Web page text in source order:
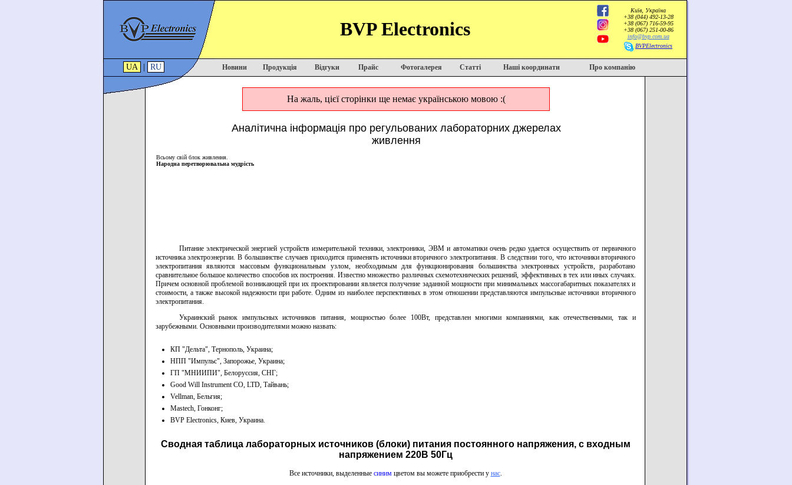
UA RU
BVP Electronics
Київ, Україна
+38 (044) 492-13-28
+38 (067) 716-59-95
+38 (067) 251-00-86
info@bvp.com.ua
BVPElectronics
Новини Продукція Відгуки Прайс Фотогалерея Статті Наші координати Про компанію
На жаль, цієї сторінки ще немає українською мовою :(
Аналітична інформація про регульованих лабораторних джерелах
живлення
Всьому свій блок живлення.
Народна перетворювальна мудрість
Питание электрической энергией устройств измерительной техники, электроники, ЭВМ и автоматики очень редко удается осуществить от первичного
источника электроэнергии. В большинстве случаев приходится применять источники вторичного электропитания. В следствии того, что источники вторичного
электропитания являются массовым функциональным узлом, необходимым для функционирования большинства электронных устройств, разработано
сравнительное большое количество способов их построения. Известно множество различных схемотехнических решений, эффективных в тех или иных случаях.
Причем основной проблемой возникающей при их проектировании является получение заданной мощности при минимальных массогабаритных показателях и
стоимости, а также высокой надежности при работе. Одним из наиболее перспективных в этом отношении представляются импульсные источники вторичного
электропитания.
Украинский рынок импульсных источников питания, мощностью более 100Вт, представлен многими компаниями, как отечественными, так и
зарубежными. Основными производителями можно назвать:
КП "Дельта", Тернополь, Украина;
НПП "Импульс", Запорожье, Украина;
ГП "МНИИПИ", Белоруссия, СНГ;
Good Will Instrument CO, LTD, Тайвань;
Vellman, Бельгия;
Mastech, Гонконг;
BVP Electronics, Киев, Украина.
Сводная таблица лабораторных источников (блоки) питания постоянного напряжения, с входным
напряжением 220В 50Гц
Все источники, выделенные синимцветом вы можете приобрести у нас.